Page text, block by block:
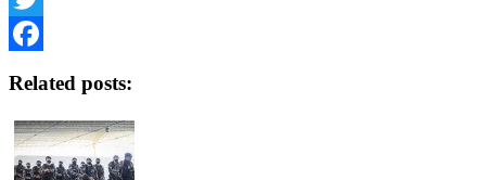
Twitter
Related posts: